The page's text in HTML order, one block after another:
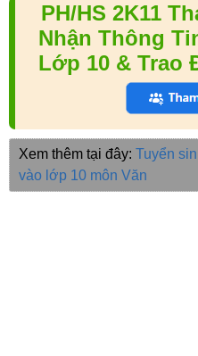
PH/HS 2K11
Nhận Thông
Lớp 10 & Trao
Xem thêm tại đây: Tuyển
vào lớp 10 môn Văn